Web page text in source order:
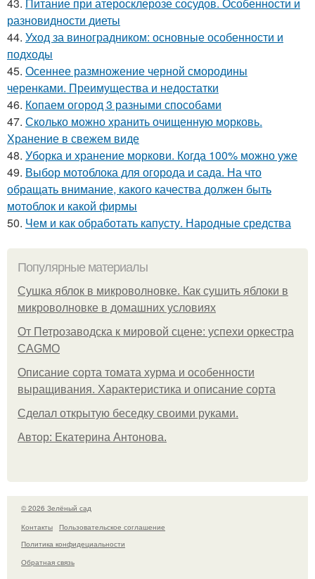
разновидности диеты
44. Уход за виноградником: основные особенности и
подходы
45. Осеннее размножение черной смородины
черенками. Преимущества и недостатки
46. Копаем огород 3 разными способами
47. Сколько можно хранить очищенную морковь.
Хранение в свежем виде
48. Уборка и хранение моркови. Когда 100% можно уже
49. Выбор мотоблока для огорода и сада. На что
обращать внимание, какого качества должен быть
мотоблок и какой фирмы
50. Чем и как обработать капусту. Народные средства
Популярные материалы
Сушка яблок в микроволновке. Как сушить яблоки в
микроволновке в домашних условиях
От Петрозаводска к мировой сцене: успехи оркестра
CAGMO
Описание сорта томата хурма и особенности
выращивания. Характеристика и описание сорта
Сделал открытую беседку своими руками.
Автор: Екатерина Антонова.
© 2026 Зелёный сад
Контакты
Пользовательское соглашение
Политика конфидециальности
Обратная связь